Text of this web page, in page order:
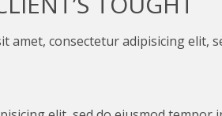
amet, consectetur adipisicing elit,